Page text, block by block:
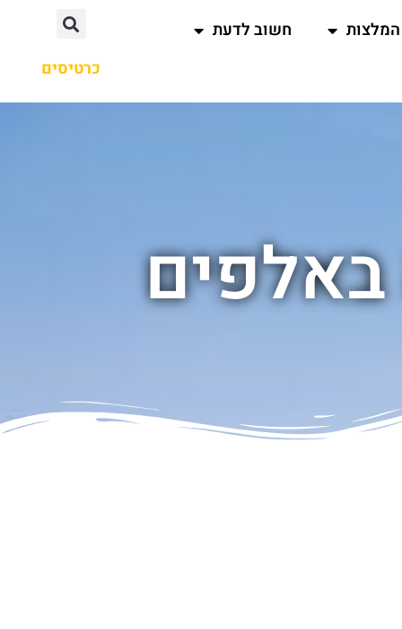
המלצות
חשוב לדעת
כרטיסים
באלפים